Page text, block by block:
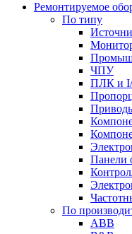
Ремонтируемое
По типу
ЧПУ
ПЛК и I/
Панели
По
ABB